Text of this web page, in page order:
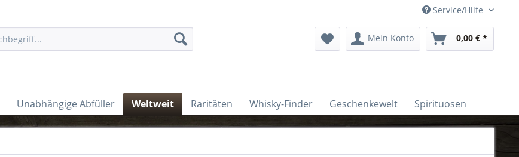
Service/Hilfe
Mein Konto 0,00 € *
Unabhängige Abfüller Weltweit Raritäten Whisky-Finder Geschenkewelt Spirituosen